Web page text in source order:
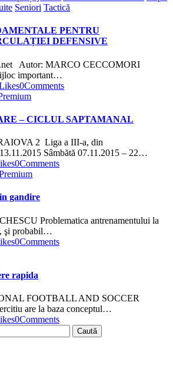
Seniori Tactică
PENTRU
DEFENSIVE
Autor: MARCO CECCOMORI
important…
0Comments
– CICLUL SAPTAMANAL
2 Liga a III-a, din
Sâmbătă 07.11.2015 – 22…
0Comments
gandire
Problematica antrenamentului la
şi probabil…
0Comments
rapida
FOOTBALL AND SOCCER
are la baza conceptul…
0Comments